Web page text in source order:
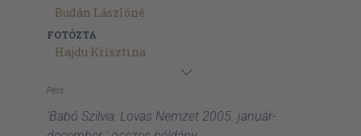
Budán Lászlóné
FOTÓZTA
Hajdu Krisztina
Pécs
'Babó Szilvia: Lovas Nemzet 2005. január-